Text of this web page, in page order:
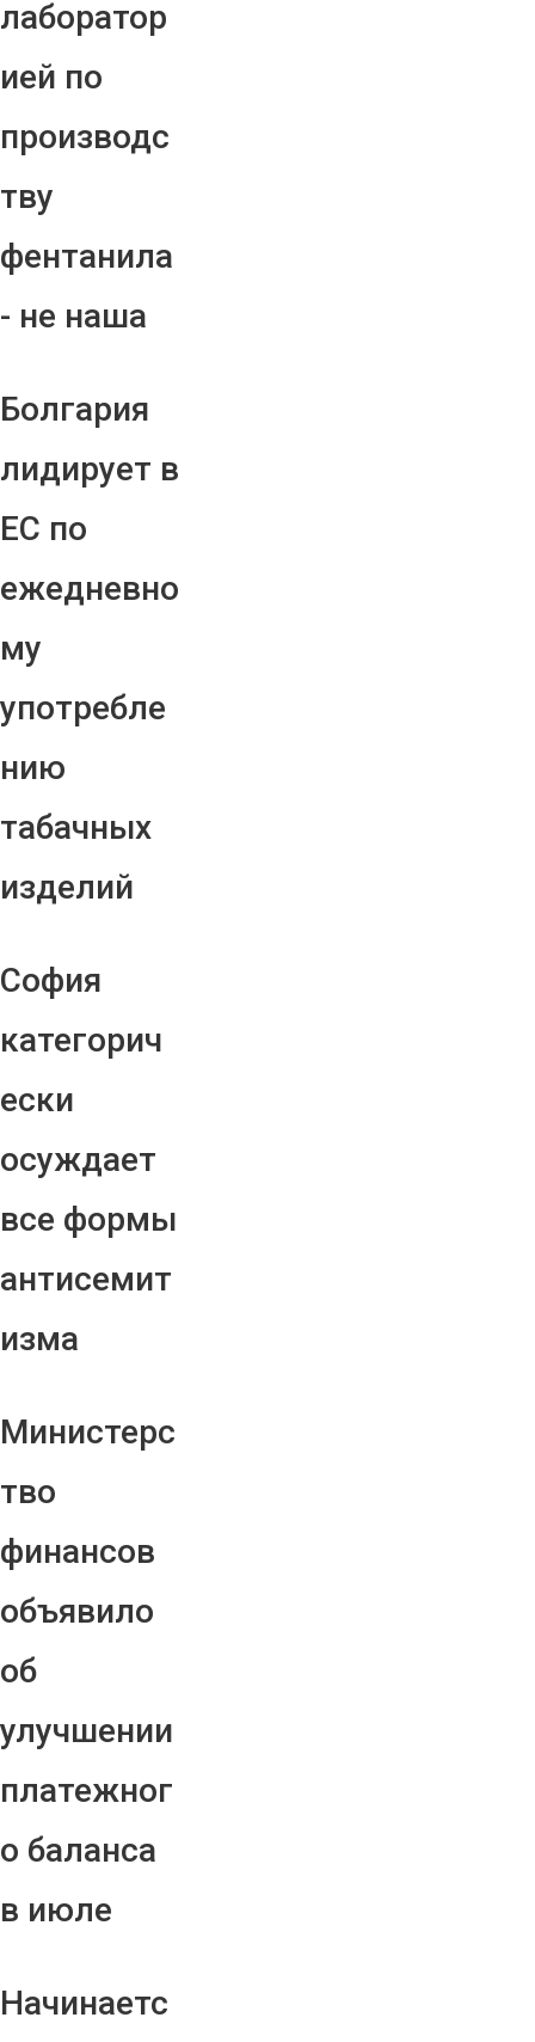
лаборатор
ией по
производс
тву
фентанила
- не наша
Болгария
лидирует в
ЕС по
ежедневно
му
употребле
нию
табачных
изделий
София
категорич
ески
осуждает
все формы
антисемит
изма
Министерс
тво
финансов
объявило
об
улучшении
платежног
о баланса
в июле
Начинаетс